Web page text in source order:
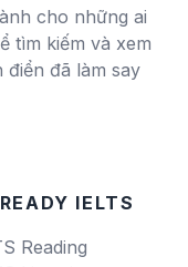
cho những ai
tìm kiếm và xem
điển đã làm say
IELTS
Reading